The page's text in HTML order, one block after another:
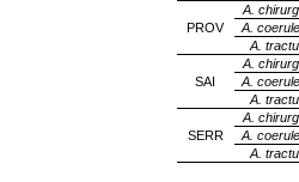
PROV
A.
A.
A.
SAI
A.
A.
A.
SERR
A.
A.
A.